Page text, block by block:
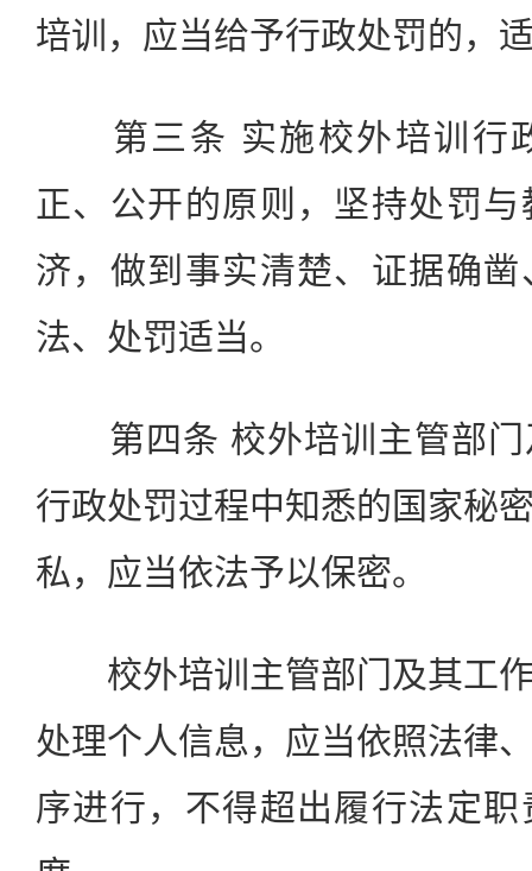
培训，应当给予行政处罚的，
第三条 实施校外培训行
正、公开的原则，坚持处罚
济，做到事实清楚、证据确
法、处罚适当。
第四条 校外培训主管部门
行政处罚过程中知悉的国家秘
私，应当依法予以保密。
校外培训主管部门及其工作
处理个人信息，应当依照法律
序进行，不得超出履行法定